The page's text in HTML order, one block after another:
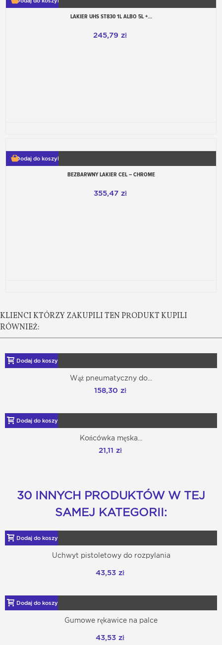
LAKIER UHS ST830 1L ALBO 5L +...
245,79 zł
Dodaj do koszyka
BEZBARWNY LAKIER CEL – CHROME
355,47 zł
KLIENCI KTÓRZY ZAKUPILI TEN PRODUKT KUPILI
RÓWNIEŻ:
Dodaj do koszyka
Wąż pneumatyczny do...
158,30 zł
Dodaj do koszyka
Końcówka męska...
21,11 zł
30 INNYCH PRODUKTÓW W TEJ
SAMEJ KATEGORII:
Dodaj do koszyka
Uchwyt pistoletowy do rozpylania
43,53 zł
Dodaj do koszyka
Gumowe rękawice na palce
43,53 zł